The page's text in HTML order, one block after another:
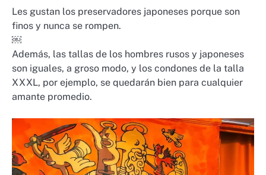
Les gustan los preservadores japoneses porque son
finos y nunca se rompen.
￼
Además, las tallas de los hombres rusos y japoneses
son iguales, a groso modo, y los condones de la talla
XXXL, por ejemplo, se quedarán bien para cualquier
amante promedio.